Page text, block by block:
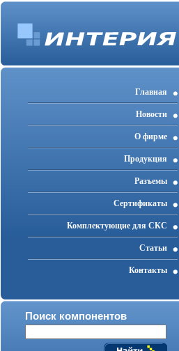
Главная
Новости
О фирме
Продукция
Разъемы
Cертификаты
Комплектующие для СКС
Статьи
Контакты
Поиск компонентов